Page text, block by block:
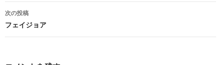
ナ
ビ
次の投稿
フェイジョア